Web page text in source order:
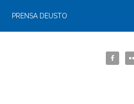
PRENSA DEUSTO